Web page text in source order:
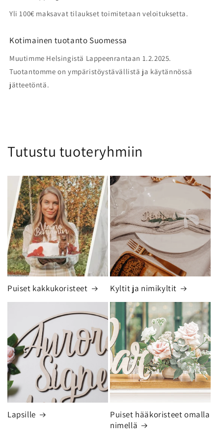
Yli 100€ maksavat tilaukset toimitetaan veloituksetta.
Kotimainen tuotanto Suomessa
Muutimme Helsingistä Lappeenrantaan 1.2.2025.
Tuotantomme on ympäristöystävällistä ja käytännössä
jätteetöntä.
Tutustu tuoteryhmiin
Puiset kakkukoristeet Kyltit ja nimikyltit
Lapsille
Puiset hääkoristeet omalla
nimellä